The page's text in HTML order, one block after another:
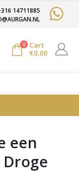
14711885
0
Cart
€0,00
een